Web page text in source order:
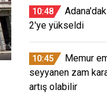
10:48
2'ye yükseldi
10:45
Memur
seyyanen zam
artış olabilir